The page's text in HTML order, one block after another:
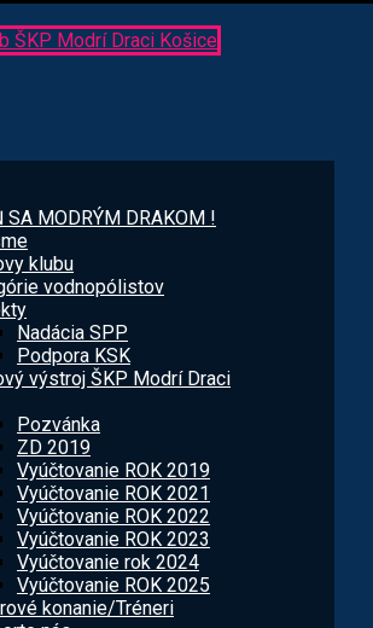
SA MODRÝM DRAKOM !
klubu
vodnopólistov
Nadácia SPP
Podpora KSK
výstroj ŠKP Modrí Draci
Pozvánka
ZD 2019
Vyúčtovanie ROK 2019
Vyúčtovanie ROK 2021
Vyúčtovanie ROK 2022
Vyúčtovanie ROK 2023
Vyúčtovanie rok 2024
Vyúčtovanie ROK 2025
konanie/Tréneri